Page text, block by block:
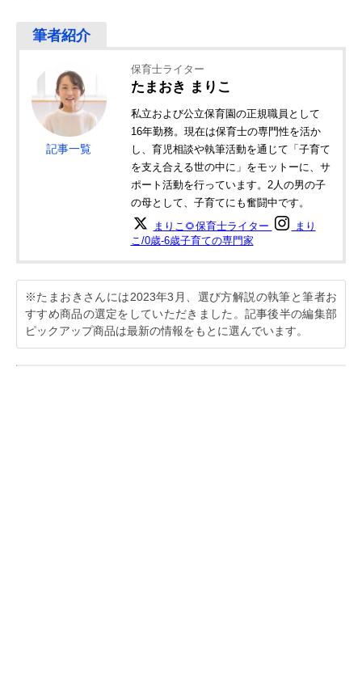
記事一覧
保育士ライター
たまおき まりこ
私立および公立保育園の正規職員として
16年勤務。現在は保育士の専門性を活か
し、育児相談や執筆活動を通じて「子育て
を支え合える世の中に」をモットーに、サ
ポート活動を行っています。2人の男の子
の母として、子育てにも奮闘中です。
まりこ🌻保育士ライター
まり
こ/0歳-6歳子育ての専門家
※たまおきさんには2023年3月、選び方解説の執筆と筆者お
すすめ商品の選定をしていただきました。記事後半の編集部
ピックアップ商品は最新の情報をもとに選んでいます。